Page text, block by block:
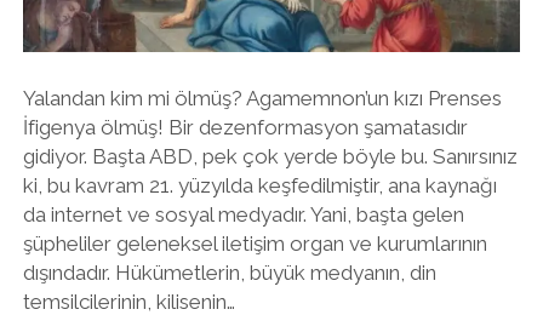
twitterfacebook
instagram
Yalandan kim mi ölmüş? Agamemnon’un kızı Prenses
İfigenya ölmüş! Bir dezenformasyon şamatasıdır
gidiyor. Başta ABD, pek çok yerde böyle bu. Sanırsınız
ki, bu kavram 21. yüzyılda keşfedilmiştir, ana kaynağı
da internet ve sosyal medyadır. Yani, başta gelen
şüpheliler geleneksel iletişim organ ve kurumlarının
dışındadır. Hükümetlerin, büyük medyanın, din
temsilcilerinin, kilisenin…